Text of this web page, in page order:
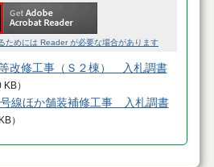
ためには Reader が必要な場合があります
改修工事（Ｓ２棟） 入札調書
KB）
線ほか舗装補修工事 入札調書
）